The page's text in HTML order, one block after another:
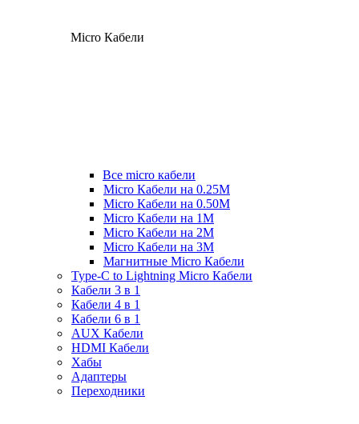
Micro Кабели
Все micro кабели
Micro Кабели на 0.25М
Micro Кабели на 0.50М
Micro Кабели на 1М
Micro Кабели на 2М
Micro Кабели на 3М
Магнитные Micro Кабели
Type-C to Lightning Micro Кабели
Кабели 3 в 1
Кабели 4 в 1
Кабели 6 в 1
AUX Кабели
HDMI Кабели
Хабы
Адаптеры
Переходники